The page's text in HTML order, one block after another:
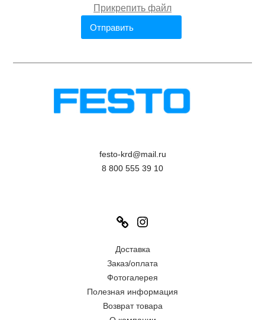
festo-krd@mail.ru
8 800 555 39 10
Link
Доставка
Заказ/оплата
Фотогалерея
Полезная информация
Возврат товара